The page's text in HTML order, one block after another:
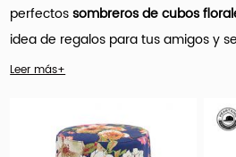
perfectossombreros de cubos
idea de regalos para tus amigos y
cualquier temporada,
Hengxing Caps Factory (hx-
Leer más+